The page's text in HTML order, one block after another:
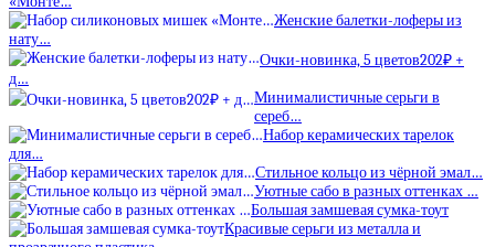
Женские балетки-лоферы из
нату…
Очки-новинка, 5 цветов202₽ +
д…
Минималистичные серьги в
сереб…
Набор керамических тарелок
для…
Стильное кольцо из чёрной эмал…
Уютные сабо в разных оттенках …
Большая замшевая сумка-тоут
Красивые серьги из металла и